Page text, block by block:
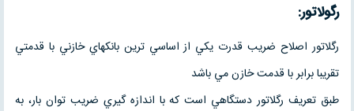
رگولاتور:
رگلاتور اصلاح ضريب قدرت يكي از اساسي ترين بانكهاي خازني با قدمتي
تقريبا برابر با قدمت خازن مي باشد
طبق تعريف رگلاتور دستگاهي است كه با اندازه گيري ضريب توان بار، به